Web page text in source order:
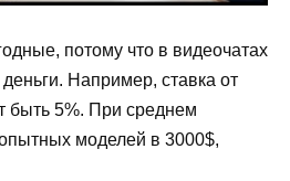
потому что в видеочатах
Например, ставка от
быть 5%. При среднем
моделей в 3000$,